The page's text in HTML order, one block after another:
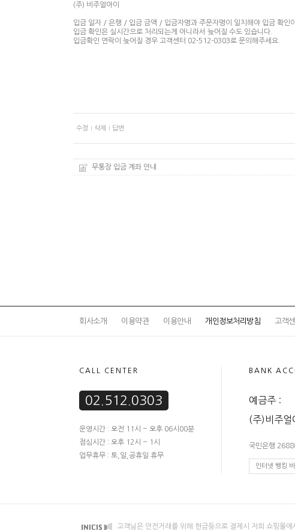
(주) 비주얼아이
입금 일자 / 은행 / 입금 금액 / 입금자명과 주문자명이 일치해야 입금 확인
입금 확인은 실시간으로 처리되는게 아니라서 늦어질 수도 있습니다.
입금확인 연락이 늦어질 경우 고객센터 02-512-0303로 문의해주세요.
수정 삭제 답변
무통장 입금 계좌 안내
회사소개 이용약관 이용안내 개인정보처리방침 고객
CALL CENTER
02.512.0303
운영시간 : 오전 11시 ~ 오후 06시00분
점심시간 : 오후 12시 ~ 1시
업무휴무 : 토,일,공휴일 휴무
BANK
예금주 :
(주)비주얼
국민은행
인터넷 뱅킹 바
고객님은 안전거래를 위해 현금등으로 결제시 저희 쇼핑몰